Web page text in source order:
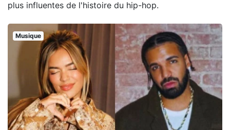
plus influentes de l'histoire du hip-hop.
Musique